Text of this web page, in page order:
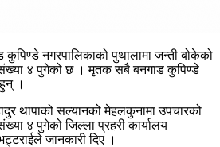
नगरपालिकाको पुथालामा जन्ती बोकेको
संख्या ४ पुगेको छ । मृतक सबै बनगाड कुपिण्डे
।
थापाको सल्यानको मेहलकुनामा उपचारको
४ पुगेको जिल्ला प्रहरी कार्यालय
जानकारी दिए ।